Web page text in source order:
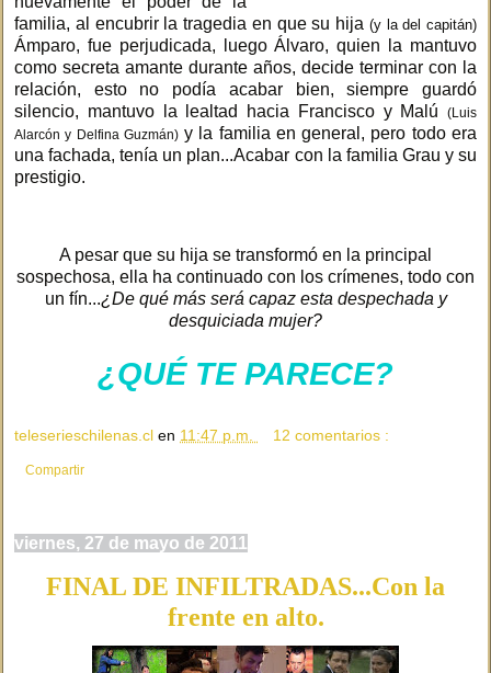
familia, al encubrir la tragedia en que su hija (y la del capitán)
Ámparo, fue perjudicada, luego Álvaro, quien la mantuvo
como secreta amante durante años, decide terminar con la
relación, esto no podía acabar bien, siempre guardó
silencio, mantuvo la lealtad hacia Francisco y Malú
(Luis
Alarcón y Delfina Guzmán)y la familia en general, pero todo era
una fachada, tenía un plan...Acabar con la familia Grau y su
prestigio.
A pesar que su hija se transformó en la principal
sospechosa, ella ha continuado con los crímenes, todo con
un fín...¿De qué más será capaz esta despechada y
desquiciada mujer?
¿QUÉ TE PARECE?
teleserieschilenas.cl en 11:47 p.m. 12 comentarios :
Compartir
viernes, 27 de mayo de 2011
FINAL DE INFILTRADAS...Con la
frente en alto.